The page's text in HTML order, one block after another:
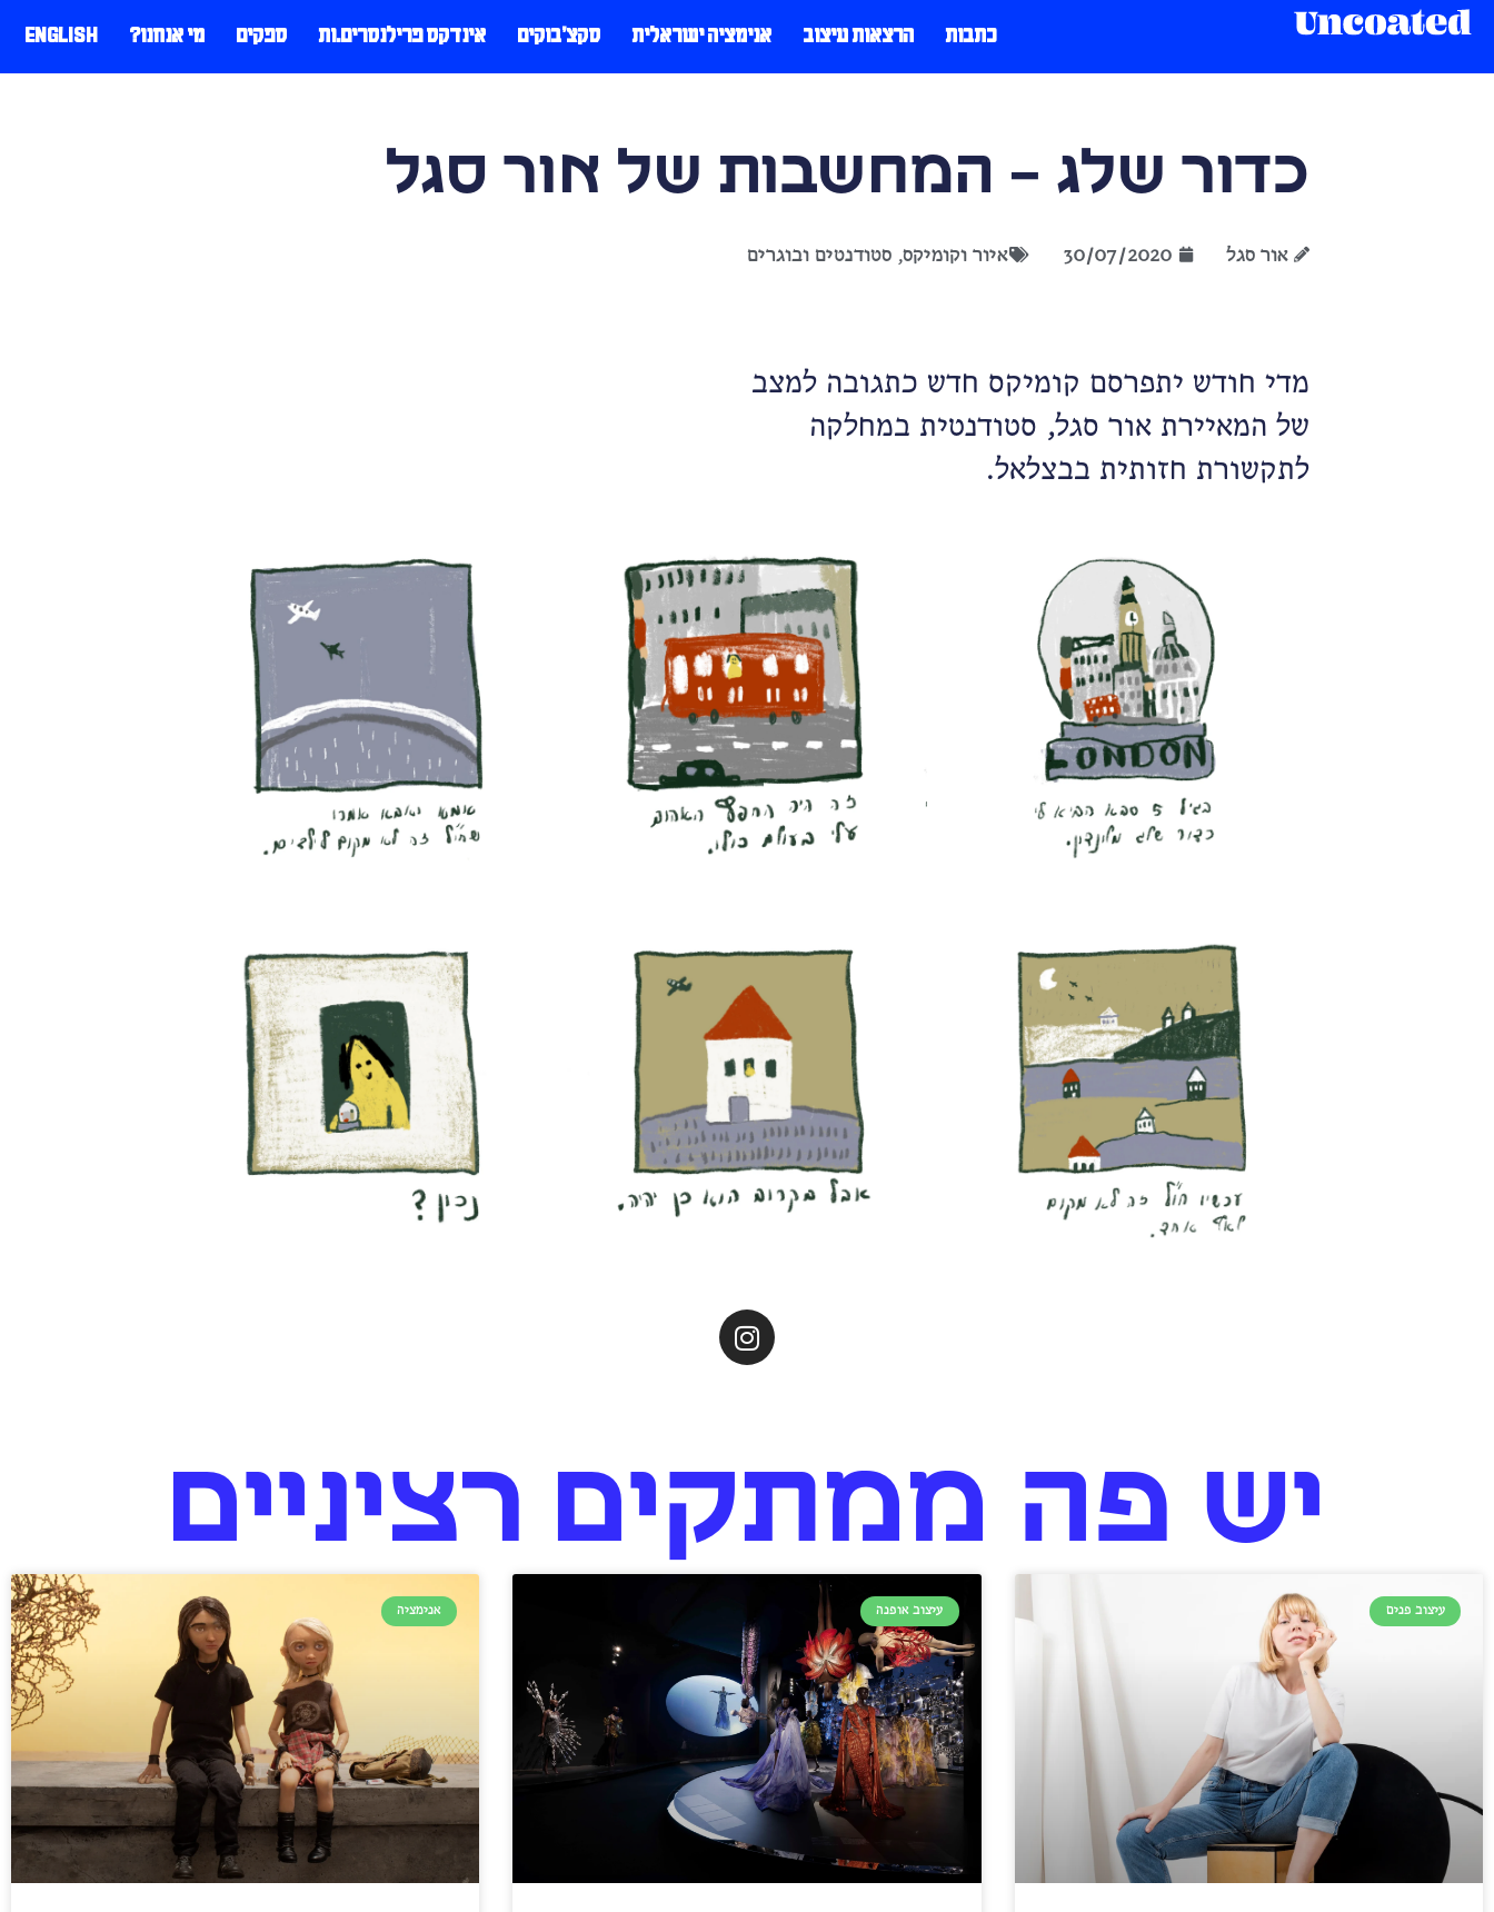
כתבות הרצאות עיצוב אנימציה ישראלית סקצ׳בוקים אינדקס פרילנסרים.ות ספקים מי אנחנו? ENGLISH
כדור שלג – המחשבות של אור סגל
אור סגל 30/07/2020 איור וקומיקס,סטודנטים ובוגרים
מדי חודש יתפרסם קומיקס חדש כתגובה למצב
של המאיירת אור סגל, סטודנטית במחלקה
לתקשורת חזותית בבצלאל.
יש פה ממתקים רציניים
עיצוב פנים עיצוב אופנה אנימציה